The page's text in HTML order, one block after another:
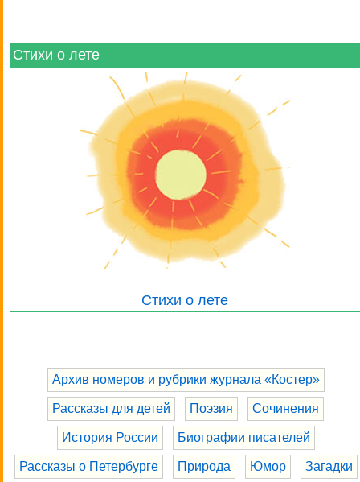
Стихи о лете
Стихи о лете
Архив номеров и рубрики журнала «Костер»
Рассказы для детей Поэзия Сочинения
История России Биографии писателей
Рассказы о Петербурге Природа Юмор Загадки